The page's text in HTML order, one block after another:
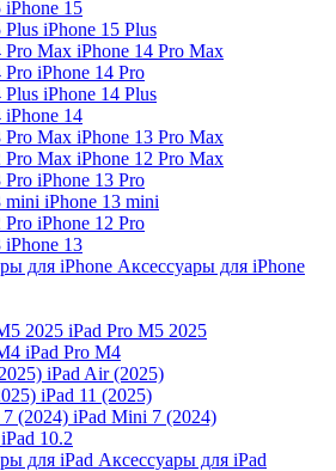
iPhone 15
iPhone 15 Plus
iPhone 14 Pro Max
iPhone 14 Pro
iPhone 14 Plus
iPhone 14
iPhone 13 Pro Max
iPhone 12 Pro Max
iPhone 13 Pro
iPhone 13 mini
iPhone 12 Pro
iPhone 13
Аксессуары для iPhone
iPad Pro M5 2025
iPad Pro M4
iPad Air (2025)
iPad 11 (2025)
iPad Mini 7 (2024)
iPad 10.2
Аксессуары для iPad